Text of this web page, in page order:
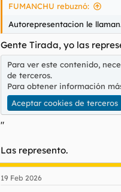
e
s
FUMANCHU rebuznó:
Autorepresentacion le
Gente Tirada, yo las
Para ver este contenido,
de terceros.
Para obtener información
Aceptar cookies de terceros
"
Las represento.
19 Feb 2026